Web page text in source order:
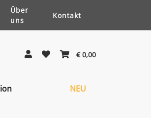
Über
uns
Kontakt
€ 0,00
NEU